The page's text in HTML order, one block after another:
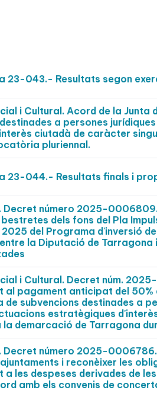
23-043.- Resultats segon
i Cultural. Acord de la Junta
a persones
ciutadà de caràcter
pluriennal.
23-044.- Resultats finals i
número 2025-
bestretes dels fons del Pla
2025 del Programa d'inversió
la Diputació de Tarragona
i Cultural. Decret núm.
al pagament anticipat del 50%
subvencions destinades a
estratègiques
la demarcació de Tarragona
Decret número 2025-
i reconèixer les
a les despeses derivades de
amb els convenis de